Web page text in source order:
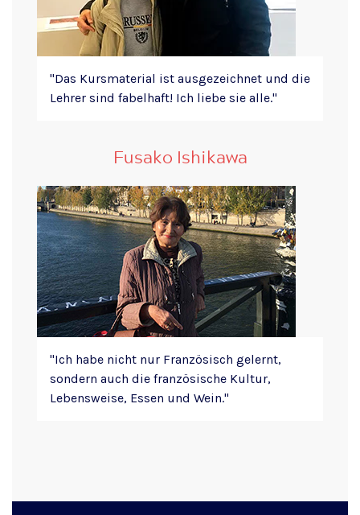
"Das Kursmaterial ist ausgezeichnet und die
Lehrer sind fabelhaft! Ich liebe sie alle."
Fusako Ishikawa
"Ich habe nicht nur Französisch gelernt,
sondern auch die französische Kultur,
Lebensweise, Essen und Wein."